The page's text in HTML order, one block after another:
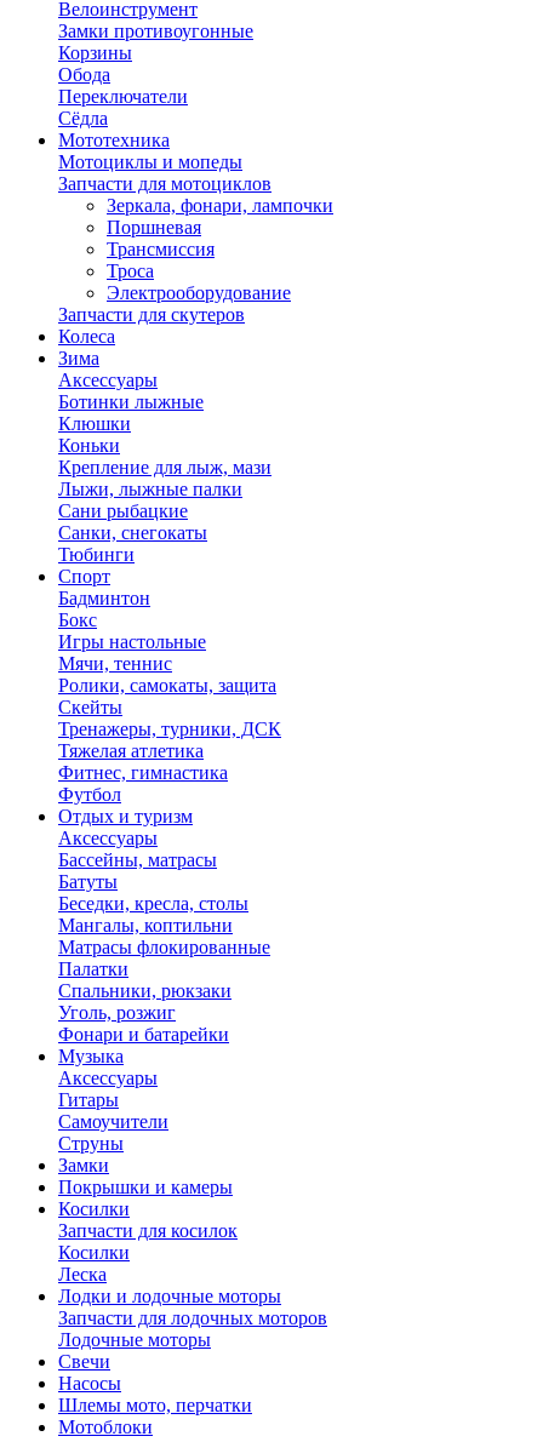
Велоинструмент
Замки противоугонные
Корзины
Обода
Переключатели
Сёдла
Мототехника
Мотоциклы и мопеды
Запчасти для мотоциклов
Зеркала, фонари, лампочки
Поршневая
Трансмиссия
Троса
Электрооборудование
Запчасти для скутеров
Колеса
Зима
Аксессуары
Ботинки лыжные
Клюшки
Коньки
Крепление для лыж, мази
Лыжи, лыжные палки
Сани рыбацкие
Санки, снегокаты
Тюбинги
Спорт
Бадминтон
Бокс
Игры настольные
Мячи, теннис
Ролики, самокаты, защита
Скейты
Тренажеры, турники, ДСК
Тяжелая атлетика
Фитнес, гимнастика
Футбол
Отдых и туризм
Аксессуары
Бассейны, матрасы
Батуты
Беседки, кресла, столы
Мангалы, коптильни
Матрасы флокированные
Палатки
Спальники, рюкзаки
Уголь, розжиг
Фонари и батарейки
Музыка
Аксессуары
Гитары
Самоучители
Струны
Замки
Покрышки и камеры
Косилки
Запчасти для косилок
Косилки
Леска
Лодки и лодочные моторы
Запчасти для лодочных моторов
Лодочные моторы
Свечи
Насосы
Шлемы мото, перчатки
Мотоблоки